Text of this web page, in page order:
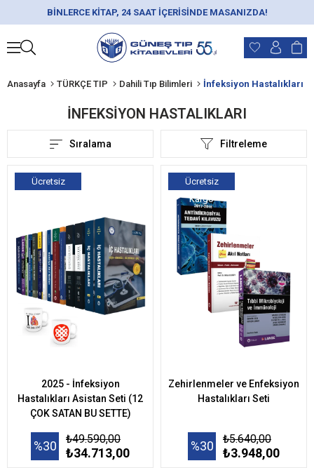
BİNLERCE KİTAP, 24 SAAT İÇERİSİNDE MASANIZDA!
Anasayfa TÜRKÇE TIP Dahili Tıp Bilimleri İnfeksiyon Hastalıkları
İNFEKSIYON HASTALIKLARI
Filtreleme
Sıralama
2025 - İnfeksiyon
Hastalıkları Asistan Seti (12
ÇOK SATAN BU SETTE)
%30 ₺49.590,00
₺34.713,00
Ücretsiz
Zehirlenmeler ve Enfeksiyon
Hastalıkları Seti
%30 ₺5.640,00
₺3.948,00
Ücretsiz
Kargo